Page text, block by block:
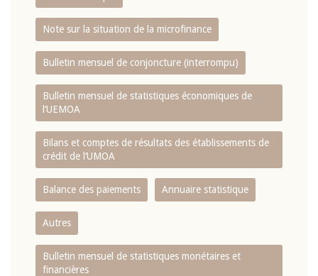
Note sur la situation de la microfinance
Bulletin mensuel de conjoncture (interrompu)
Bulletin mensuel de statistiques économiques de
l‘UEMOA
Bilans et comptes de résultats des établissements de
crédit de l‘UMOA
Balance des paiements Annuaire statistique
Autres
Bulletin mensuel de statistiques monétaires et
financières